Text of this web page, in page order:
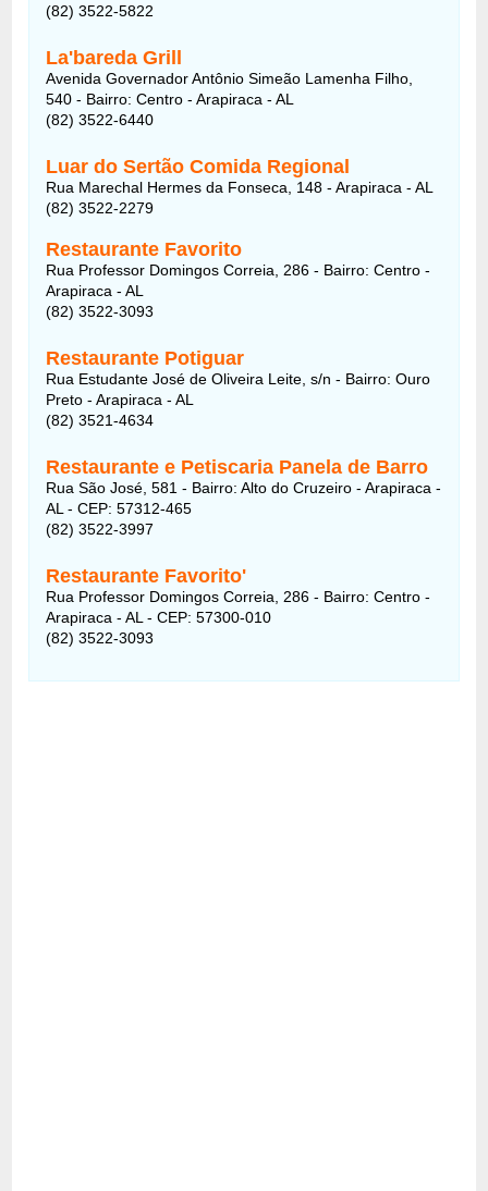
(82) 3522-5822
La'bareda Grill
Avenida Governador Antônio Simeão Lamenha Filho,
540 - Bairro: Centro - Arapiraca - AL
(82) 3522-6440
Luar do Sertão Comida Regional
Rua Marechal Hermes da Fonseca, 148 - Arapiraca - AL
(82) 3522-2279
Restaurante Favorito
Rua Professor Domingos Correia, 286 - Bairro: Centro -
Arapiraca - AL
(82) 3522-3093
Restaurante Potiguar
Rua Estudante José de Oliveira Leite, s/n - Bairro: Ouro
Preto - Arapiraca - AL
(82) 3521-4634
Restaurante e Petiscaria Panela de Barro
Rua São José, 581 - Bairro: Alto do Cruzeiro - Arapiraca -
AL - CEP: 57312-465
(82) 3522-3997
Restaurante Favorito'
Rua Professor Domingos Correia, 286 - Bairro: Centro -
Arapiraca - AL - CEP: 57300-010
(82) 3522-3093